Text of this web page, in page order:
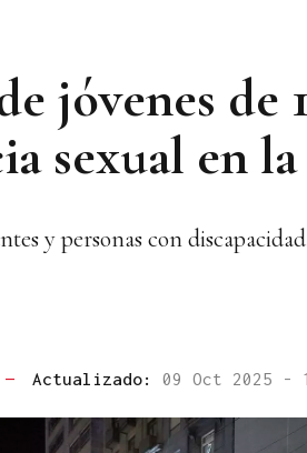
jóvenes de
sexual en
y personas con
— Actualizado: 09 Oct 2025 -